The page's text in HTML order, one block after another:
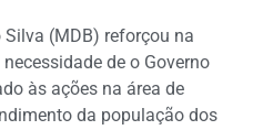
(MDB) reforçou na
de o Governo
às ações na área de
da população dos